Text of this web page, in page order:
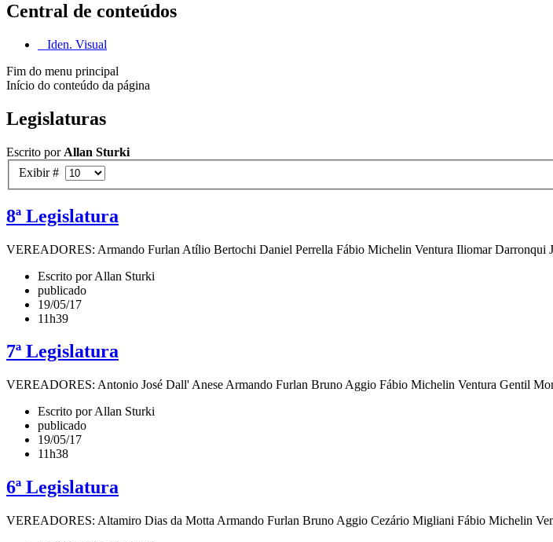
Central de conteúdos
Iden. Visual
Fim do menu principal
Início do conteúdo da página
Legislaturas
Escrito por Allan Sturki
Exibir #
8ª Legislatura
VEREADORES: Armando Furlan Atílio Bertochi Daniel Perrella Fábio Michelin Ventura Iliomar Darronqui
Escrito por Allan Sturki
publicado
19/05/17
11h39
7ª Legislatura
VEREADORES: Antonio José Dall' Anese Armando Furlan Bruno Aggio Fábio Michelin Ventura Gentil
Escrito por Allan Sturki
publicado
19/05/17
11h38
6ª Legislatura
VEREADORES: Altamiro Dias da Motta Armando Furlan Bruno Aggio Cezário Migliani Fábio Michelin